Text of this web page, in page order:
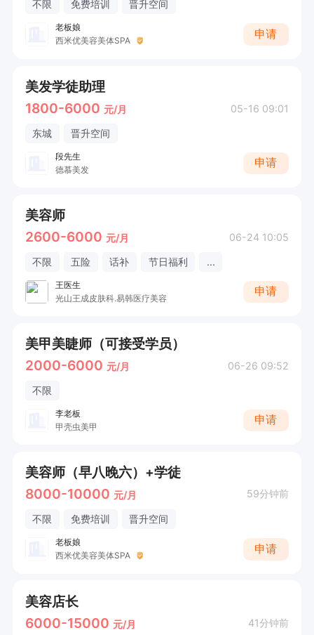
不限 免费培训 晋升空间
老板娘
西米优美容美体SPA
申请
美发学徒助理
1800-6000 元/月 05-16 09:01
东城 晋升空间
段先生
德慕美发
申请
美容师
2600-6000 元/月 06-24 10:05
不限 五险 话补 节日福利 ...
王医生
光山王成皮肤科.易韩医疗美容
申请
美甲美睫师（可接受学员）
2000-6000 元/月 06-26 09:52
不限
李老板
甲壳虫美甲
申请
美容师（早八晚六）+学徒
8000-10000 元/月 59分钟前
不限 免费培训 晋升空间
老板娘
西米优美容美体SPA
申请
美容店长
6000-15000 元/月 41分钟前